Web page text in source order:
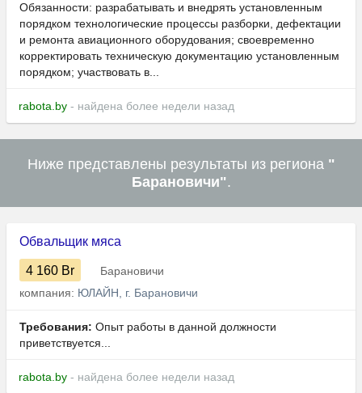
Обязанности: разрабатывать и внедрять установленным
порядком технологические процессы разборки, дефектации
и ремонта авиационного оборудования; своевременно
корректировать техническую документацию установленным
порядком; участвовать в...
rabota.by - найдена более недели назад
Ниже представлены результаты из региона "
Барановичи".
Обвальщик мяса
4 160 Br
Барановичи
компания: ЮЛАЙН, г. Барановичи
Требования: Опыт работы в данной должности
приветствуется...
rabota.by - найдена более недели назад